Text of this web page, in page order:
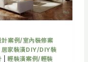
計案例/室內裝修案
居家裝潢DIY/DIY裝
|輕裝潢案例/輕裝